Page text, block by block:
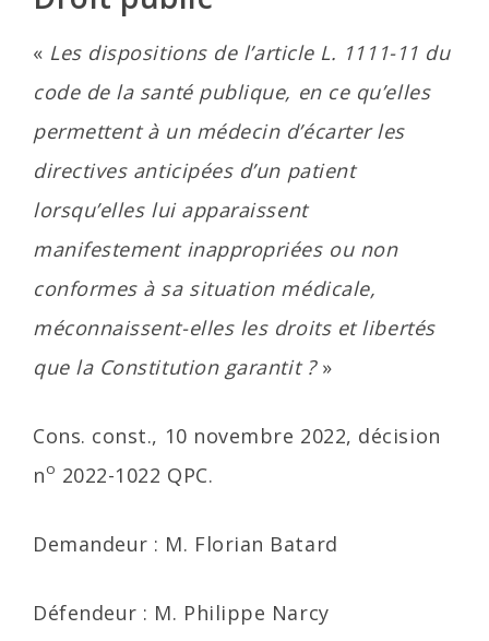
« Les dispositions de l’article L. 1111-11 du
code de la santé publique, en ce qu’elles
permettent à un médecin d’écarter les
directives anticipées d’un patient
lorsqu’elles lui apparaissent
manifestement inappropriées ou non
conformes à sa situation médicale,
méconnaissent-elles les droits et libertés
que la Constitution garantit ?»
Cons. const., 10 novembre 2022, décision
no 2022-1022 QPC.
Demandeur : M. Florian Batard
Défendeur : M. Philippe Narcy